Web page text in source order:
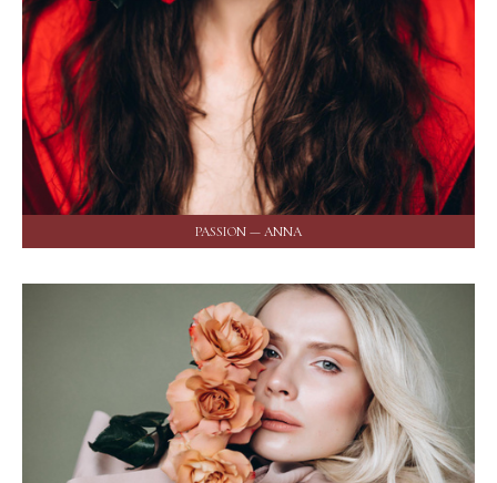
PASSION — ANNA